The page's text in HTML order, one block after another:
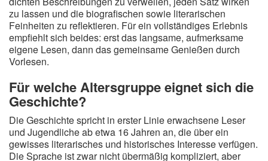
zu lassen und die biografischen sowie literarischen
Feinheiten zu reflektieren. Für ein vollständiges Erlebnis
empfiehlt sich beides: erst das langsame, aufmerksame
eigene Lesen, dann das gemeinsame Genießen durch
Vorlesen.
Für welche Altersgruppe eignet sich die
Geschichte?
Die Geschichte spricht in erster Linie erwachsene Leser
und Jugendliche ab etwa 16 Jahren an, die über ein
gewisses literarisches und historisches Interesse verfügen.
Die Sprache ist zwar nicht übermäßig kompliziert, aber